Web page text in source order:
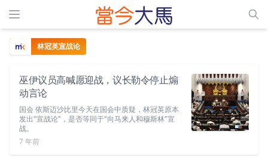
林冠英宣战论
巫伊议员高喊愿迎战，议长勒令停止煽
动言论
国会 依斯迈沙比里今天在国会中质疑，林冠英原本
发出“宣战论”，是否等同于“向马来人和穆斯林”宣
战。
7 年前